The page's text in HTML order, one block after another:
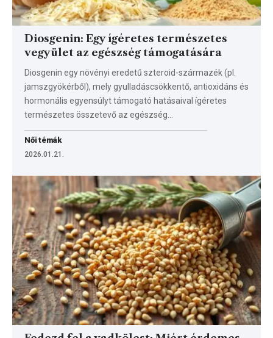
Diosgenin: Egy ígéretes természetes
vegyület az egészség támogatására
Diosgenin egy növényi eredetű szteroid-származék (pl.
jamszgyökérből), mely gyulladáscsökkentő, antioxidáns és
hormonális egyensúlyt támogató hatásaival ígéretes
természetes összetevő az egészség…
Női témák
2026.01.21.